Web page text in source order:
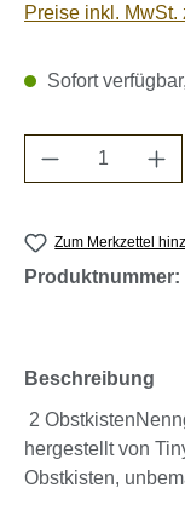
Preise inkl. MwSt.
Sofort
Produkt
Zum Merkzettel
Produktnummer:
Beschreibung
2
hergestellt von
Obstkisten,